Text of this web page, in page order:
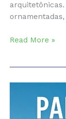
Excursões
Read More »